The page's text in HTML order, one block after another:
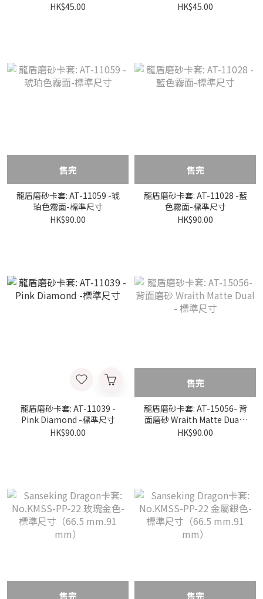
HK$45.00
HK$45.00
售完
龍盾磨砂卡套: AT-11059 -琥
珀色霧面-標準尺寸
HK$90.00
售完
龍盾磨砂卡套: AT-11028 -藍
色霧面-標準尺寸
HK$90.00
龍盾磨砂卡套: AT-11039 -
Pink Diamond -標準尺寸
HK$90.00
售完
龍盾磨砂卡套: AT-15056- 背
面磨砂 Wraith Matte Dual -
標準尺寸
HK$90.00
售完 售完